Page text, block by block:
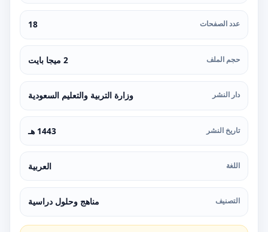
عدد الصفحات 18
حجم الملف 2 ميجا بايت
دار النشر وزارة التربية والتعليم السعودية
تاريخ النشر 1443 هـ
اللغة العربية
التصنيف مناهج وحلول دراسية